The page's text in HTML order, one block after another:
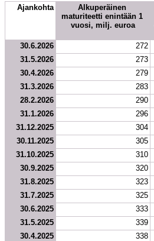
Ajankohta
Alkuperäinen
maturiteetti enintään 1
vuosi, milj. euroa
30.6.2026 272
31.5.2026
273
30.4.2026
279
31.3.2026
283
28.2.2026
290
31.1.2026
296
31.12.2025
304
30.11.2025
305
31.10.2025
310
30.9.2025
320
31.8.2025
323
31.7.2025
325
30.6.2025
333
31.5.2025
339
30.4.2025
338